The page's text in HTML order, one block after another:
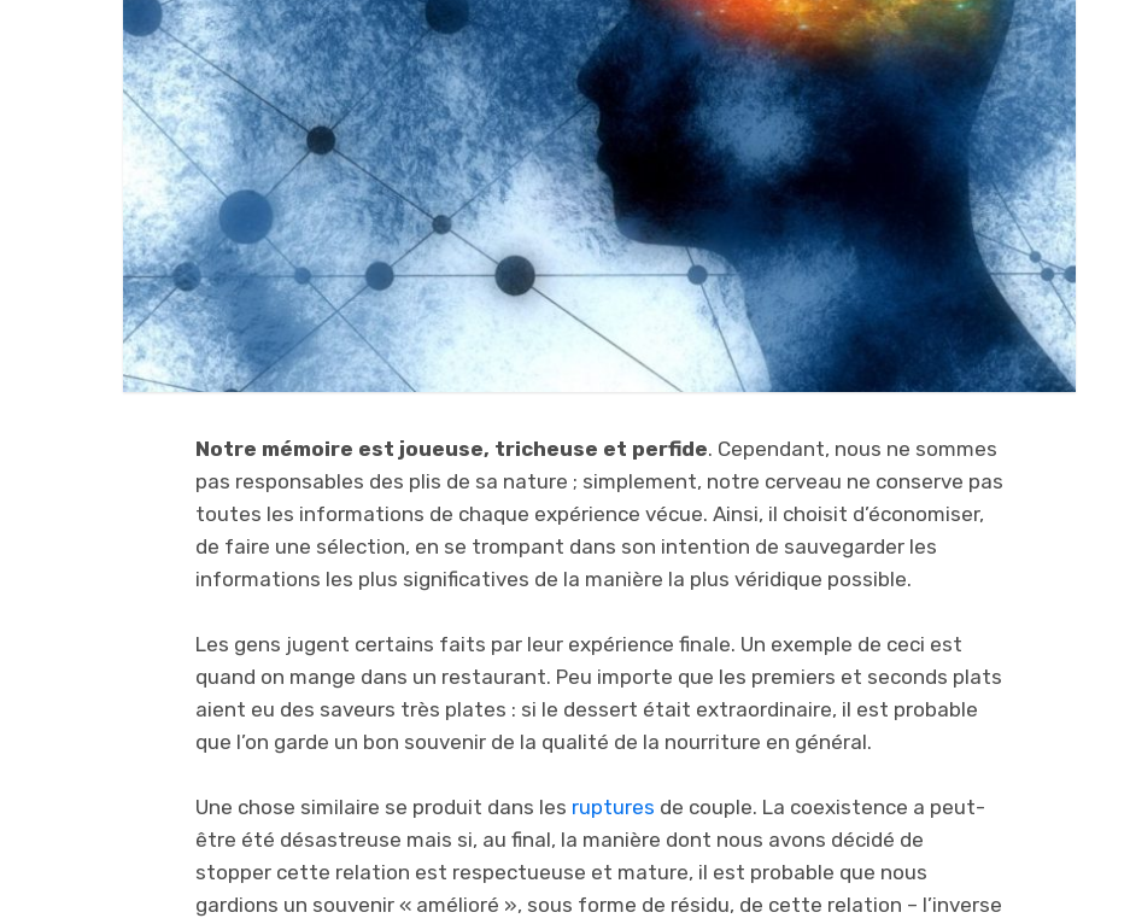
Notre mémoire est joueuse, tricheuse et perfide. Cependant, nous ne sommes
pas responsables des plis de sa nature ; simplement, notre cerveau ne conserve pas
toutes les informations de chaque expérience vécue. Ainsi, il choisit d’économiser,
de faire une sélection, en se trompant dans son intention de sauvegarder les
informations les plus significatives de la manière la plus véridique possible.
Les gens jugent certains faits par leur expérience finale. Un exemple de ceci est
quand on mange dans un restaurant. Peu importe que les premiers et seconds plats
aient eu des saveurs très plates : si le dessert était extraordinaire, il est probable
que l’on garde un bon souvenir de la qualité de la nourriture en général.
Une chose similaire se produit dans les ruptures de couple. La coexistence a peut-
être été désastreuse mais si, au final, la manière dont nous avons décidé de
stopper cette relation est respectueuse et mature, il est probable que nous
gardions un souvenir « amélioré », sous forme de résidu, de cette relation – l’inverse